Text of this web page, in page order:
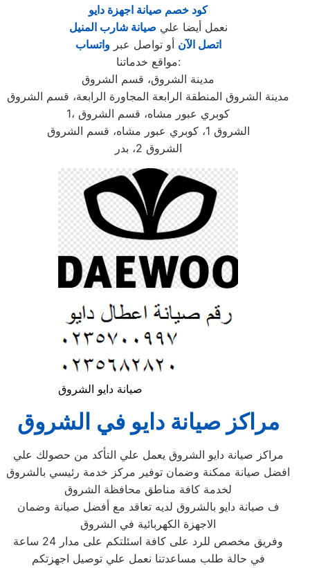
كود خصم صيانة اجهزة دايو
نعمل أيضا علي صيانة شارب المنيل
اتصل الآن أو تواصل عبرواتساب
مواقع خدماتنا:
مدينة الشروق، قسم الشروق
مدينة الشروق المنطقة الرابعة المجاورة الرابعة، قسم الشروق
1، كوبري عبور مشاه، قسم الشروق
الشروق 1، كوبري عبور مشاه، قسم الشروق
الشروق 2، بدر
صيانة دايو الشروق
مراكز صيانة دايو في الشروق
مراكز صيانة دايو الشروق يعمل علي التأكد من حصولك علي
افضل صيانة ممكنة وضمان توفير مركز خدمة رئيسي بالشروق
لخدمة كافة مناطق محافظة الشروق
ف صيانة دايو بالشروق لديه تعاقد مع أفضل صيانة وضمان
الاجهزة الكهربائية في الشروق
وفريق مخصص للرد على كافة اسئلتكم على مدار 24 ساعة
في حالة طلب مساعدتنا نعمل علي توصيل اجهزتكم